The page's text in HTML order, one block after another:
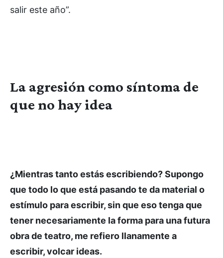
salir este año”.
La agresión como síntoma de
que no hay idea
¿Mientras tanto estás escribiendo? Supongo
que todo lo que está pasando te da material o
estímulo para escribir, sin que eso tenga que
tener necesariamente la forma para una futura
obra de teatro, me refiero llanamente a
escribir, volcar ideas.